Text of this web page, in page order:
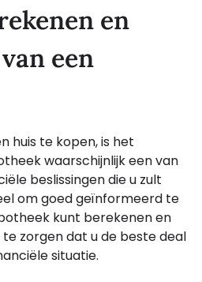
en
een
huis te kopen, is het
waarschijnlijk een van
beslissingen die u zult
om goed geïnformeerd te
kunt berekenen en
zorgen dat u de beste deal
situatie.